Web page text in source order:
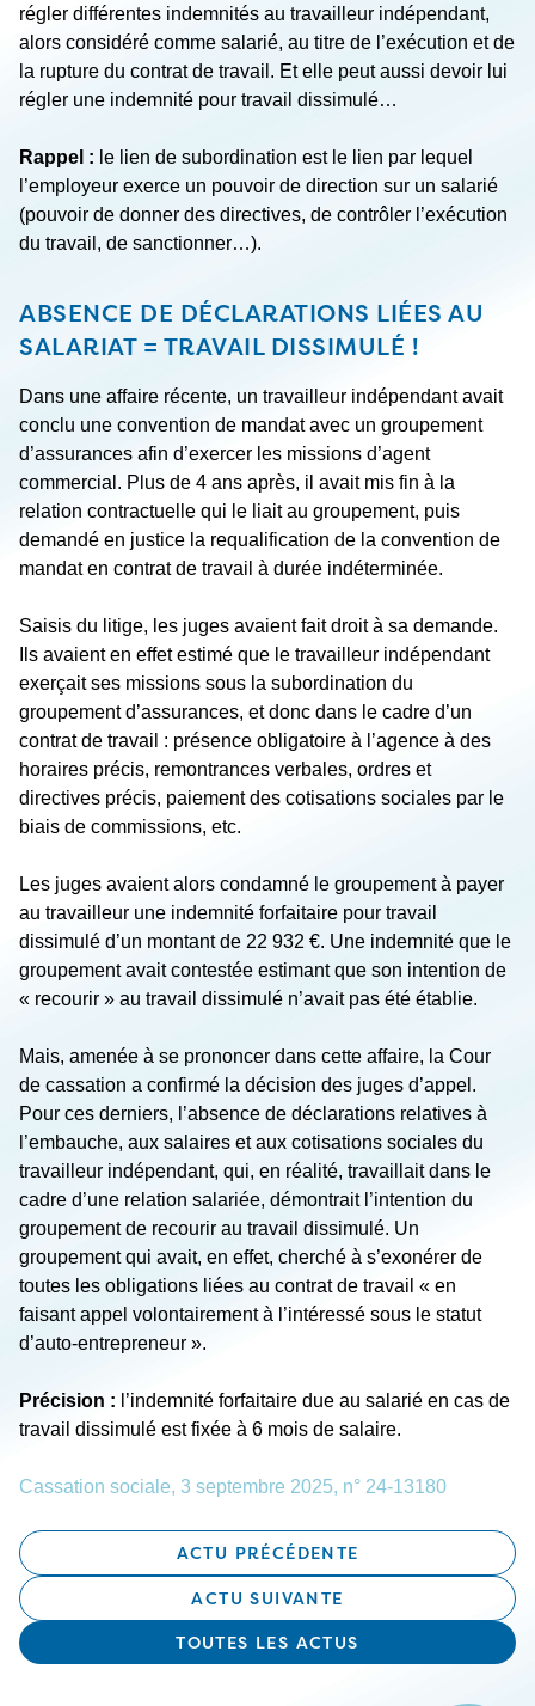
régler différentes indemnités au travailleur indépendant,
alors considéré comme salarié, au titre de l’exécution et de
la rupture du contrat de travail. Et elle peut aussi devoir lui
régler une indemnité pour travail dissimulé…
Rappel : le lien de subordination est le lien par lequel
l’employeur exerce un pouvoir de direction sur un salarié
(pouvoir de donner des directives, de contrôler l’exécution
du travail, de sanctionner…).
ABSENCE DE DÉCLARATIONS LIÉES AU
SALARIAT = TRAVAIL DISSIMULÉ !
Dans une affaire récente, un travailleur indépendant avait
conclu une convention de mandat avec un groupement
d’assurances afin d’exercer les missions d’agent
commercial. Plus de 4 ans après, il avait mis fin à la
relation contractuelle qui le liait au groupement, puis
demandé en justice la requalification de la convention de
mandat en contrat de travail à durée indéterminée.
Saisis du litige, les juges avaient fait droit à sa demande.
Ils avaient en effet estimé que le travailleur indépendant
exerçait ses missions sous la subordination du
groupement d’assurances, et donc dans le cadre d’un
contrat de travail : présence obligatoire à l’agence à des
horaires précis, remontrances verbales, ordres et
directives précis, paiement des cotisations sociales par le
biais de commissions, etc.
Les juges avaient alors condamné le groupement à payer
au travailleur une indemnité forfaitaire pour travail
dissimulé d’un montant de 22 932 €. Une indemnité que le
groupement avait contestée estimant que son intention de
« recourir » au travail dissimulé n’avait pas été établie.
Mais, amenée à se prononcer dans cette affaire, la Cour
de cassation a confirmé la décision des juges d’appel.
Pour ces derniers, l’absence de déclarations relatives à
l’embauche, aux salaires et aux cotisations sociales du
travailleur indépendant, qui, en réalité, travaillait dans le
cadre d’une relation salariée, démontrait l’intention du
groupement de recourir au travail dissimulé. Un
groupement qui avait, en effet, cherché à s’exonérer de
toutes les obligations liées au contrat de travail « en
faisant appel volontairement à l’intéressé sous le statut
d’auto-entrepreneur ».
Précision : l’indemnité forfaitaire due au salarié en cas de
travail dissimulé est fixée à 6 mois de salaire.
Cassation sociale, 3 septembre 2025, n° 24-13180
ACTU PRÉCÉDENTE
ACTU SUIVANTE
TOUTES LES ACTUS